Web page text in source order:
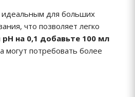
идеальным для больших
что позволяет легко
pH на 0,1 добавьте 100 мл
могут потребовать более